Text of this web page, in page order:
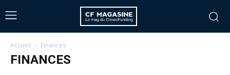
Accueil Finances
FINANCES